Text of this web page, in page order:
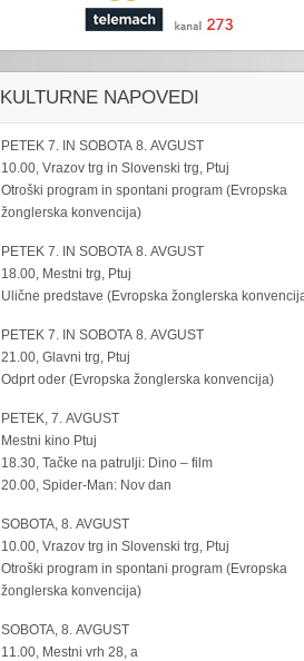
KULTURNE NAPOVEDI
PETEK 7. IN SOBOTA 8. AVGUST
10.00, Vrazov trg in Slovenski trg, Ptuj
Otroški program in spontani program (Evropska
žonglerska konvencija)
PETEK 7. IN SOBOTA 8. AVGUST
18.00, Mestni trg, Ptuj
Ulične predstave (Evropska žonglerska
PETEK 7. IN SOBOTA 8. AVGUST
21.00, Glavni trg, Ptuj
Odprt oder (Evropska žonglerska konvencija)
PETEK, 7. AVGUST
Mestni kino Ptuj
18.30, Tačke na patrulji: Dino – film
20.00, Spider-Man: Nov dan
SOBOTA, 8. AVGUST
10.00, Vrazov trg in Slovenski trg, Ptuj
Otroški program in spontani program (Evropska
žonglerska konvencija)
SOBOTA, 8. AVGUST
11.00, Mestni vrh 28, a